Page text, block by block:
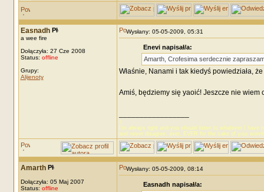
Easnadh
a wee fire
Dołączyła: 27 Cze 2008
Status: offline
Grupy:
Alijenoty
Wysłany: 05-05-2009, 05:31
Enevi napisał/a:
Amarth, Crofesima serdecznie
Właśnie, Nanami i tak kiedyś powiedziała,
Amiś, będziemy się yaoić! Jeszcze nie wiem
☾
I’m always right and you should listen to whatever I have
and never disagree, ever, EVER for the sake of your
Amarth
Dołączyła: 05 Maj 2007
Status: offline
Wysłany: 05-05-2009, 08:14
Easnadh napisał/a: